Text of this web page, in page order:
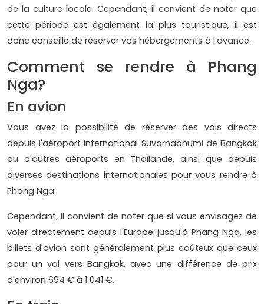
de la culture locale. Cependant, il convient de noter que
cette période est également la plus touristique, il est
donc conseillé de réserver vos hébergements à l'avance.
Comment se rendre à Phang
Nga?
En avion
Vous avez la possibilité de réserver des vols directs
depuis l'aéroport international Suvarnabhumi de Bangkok
ou d'autres aéroports en Thaïlande, ainsi que depuis
diverses destinations internationales pour vous rendre à
Phang Nga.
Cependant, il convient de noter que si vous envisagez de
voler directement depuis l'Europe jusqu'à Phang Nga, les
billets d'avion sont généralement plus coûteux que ceux
pour un vol vers Bangkok, avec une différence de prix
d'environ 694 € à 1 041 €.